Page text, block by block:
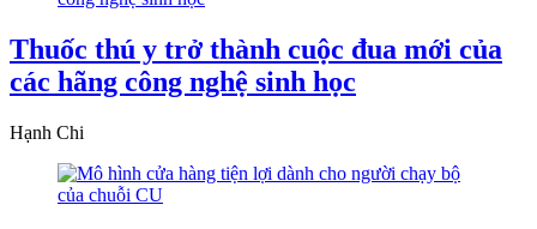
Thuốc thú y trở thành cuộc đua mới của
các hãng công nghệ sinh học
Hạnh Chi